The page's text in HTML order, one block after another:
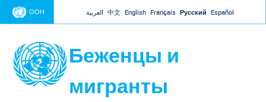
Jump to navigation
ООН العربية 中文 English Français Русский Español
Беженцы и
мигранты